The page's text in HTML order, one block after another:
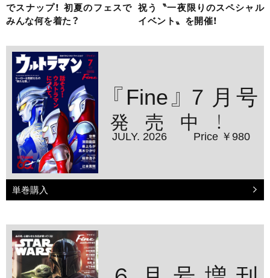
でスナップ！ 初夏のフェスで
みんな何を着た？
祝う〝一夜限りのスペシャル
イベント〟を開催！
『Fine』７月号
発売中！
JULY. 2026 Price ￥980
単巻購入